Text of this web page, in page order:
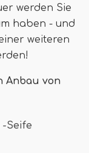
werden Sie
haben - und
weiteren
Anbau von
Seife